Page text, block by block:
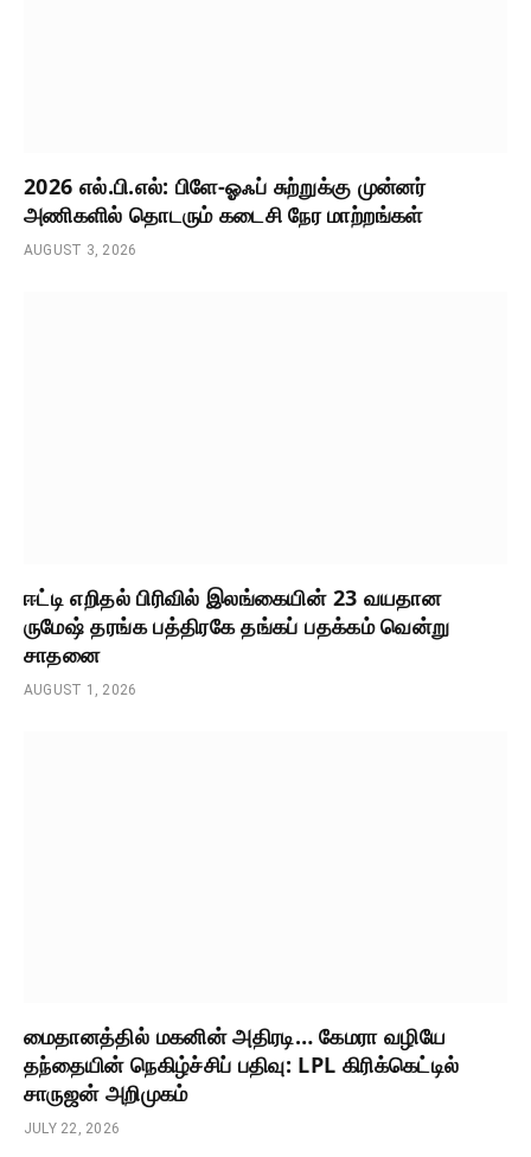
2026 எல்.பி.எல்: பிளே-ஓஃப் சுற்றுக்கு முன்னர்
அணிகளில் தொடரும் கடைசி நேர மாற்றங்கள்
AUGUST 3, 2026
ஈட்டி எறிதல் பிரிவில் இலங்கையின் 23 வயதான
ருமேஷ் தரங்க பத்திரகே தங்கப் பதக்கம் வென்று
சாதனை
AUGUST 1, 2026
மைதானத்தில் மகனின் அதிரடி… கேமரா வழியே
தந்தையின் நெகிழ்ச்சிப் பதிவு: LPL கிரிக்கெட்டில்
சாருஜன் அறிமுகம்
JULY 22, 2026